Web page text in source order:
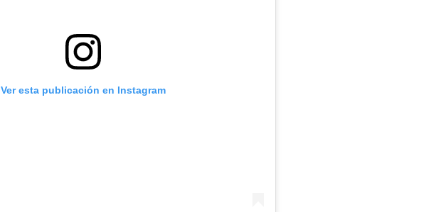
Ver esta publicación en Instagram